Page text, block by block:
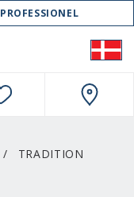
PROFESSIONEL
TRADITION